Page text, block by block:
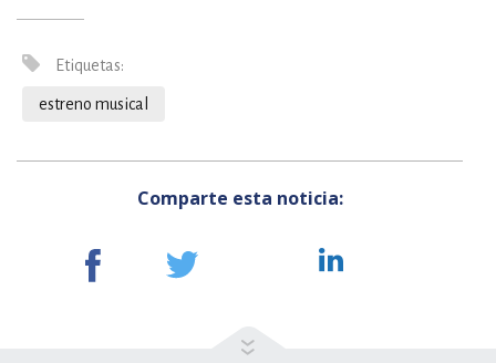
Etiquetas:
estreno musical
Comparte esta noticia: